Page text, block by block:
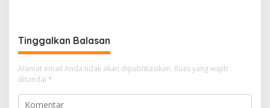
Tinggalkan Balasan
Alamat email Anda tidak akan dipublikasikan. Ruas yang wajib
ditandai *